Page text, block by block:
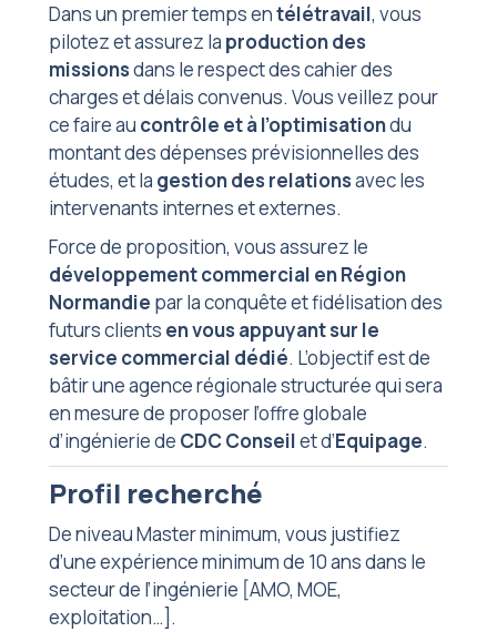
Dans un premier temps entélétravail, vous
pilotez et assurez la production des
missionsdans le respect des cahier des
charges et délais convenus. Vous veillez pour
ce faire au contrôle et à l’optimisationdu
montant des dépenses prévisionnelles des
études, et la gestion des relationsavec les
intervenants internes et externes.
Force de proposition, vous assurez le
développement commercial en Région
Normandie par la conquête et fidélisation des
futurs clients en vous appuyant sur le
service commercial dédié. L’objectif est de
bâtir une agence régionale structurée qui sera
en mesure de proposer l’offre globale
d’ingénierie de CDC Conseilet d’Equipage.
Profil recherché
De niveau Master minimum, vous justifiez
d’une expérience minimum de 10 ans dans le
secteur de l’ingénierie [AMO, MOE,
exploitation…].